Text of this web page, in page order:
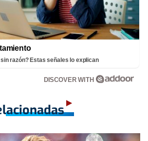
razón? Estas señales lo explican
DISCOVER WITH